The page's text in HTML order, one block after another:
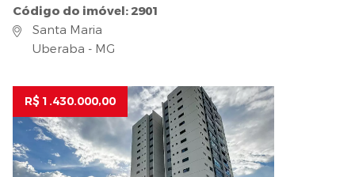
Código do imóvel: 2901
Santa Maria
Uberaba - MG
R$ 1.430.000,00